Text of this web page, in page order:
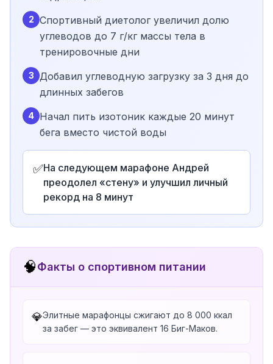
2 Спортивный диетолог увеличил долю
углеводов до 7 г/кг массы тела в
тренировочные дни
3 Добавил углеводную загрузку за 3 дня до
длинных забегов
4 Начал пить изотоник каждые 20 минут
бега вместо чистой воды
✅На следующем марафоне Андрей
преодолел «стену» и улучшил личный
рекорд на 8 минут
🧠Факты о спортивном питании
💎Элитные марафонцы сжигают до 8 000 ккал
за забег — это эквивалент 16 Биг-Маков.